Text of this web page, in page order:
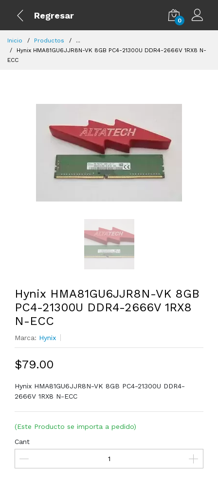
Regresar
0
Inicio Productos
...
Hynix HMA81GU6JJR8N-VK 8GB PC4-21300U DDR4-2666V 1RX8 N-
ECC
Hynix HMA81GU6JJR8N-VK 8GB
PC4-21300U DDR4-2666V 1RX8
N-ECC
Marca: Hynix
$79.00
Hynix HMA81GU6JJR8N-VK 8GB PC4-21300U DDR4-
2666V 1RX8 N-ECC
(Este Producto se importa a pedido)
Cant